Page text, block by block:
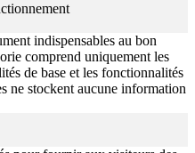
indispensables au bon
comprend uniquement les
de base et les fonctionnalités
ne stockent aucune information